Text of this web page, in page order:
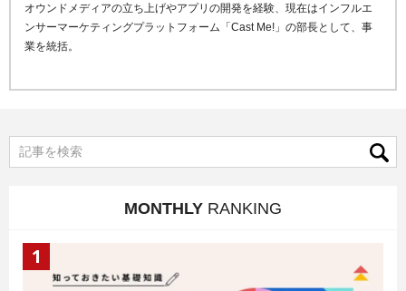
オウンドメディアの立ち上げやアプリの開発を経験、現在はインフルエ
ンサーマーケティングプラットフォーム「Cast Me! 」の部長として、事
業を統括。
MONTHLY RANKING